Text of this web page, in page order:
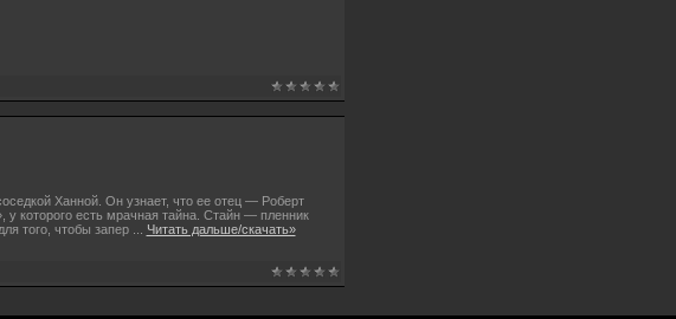
Ханной. Он узнает, что ее отец — Роберт
у которого есть мрачная тайна. Стайн — пленник
того, чтобы запер
Читать дальше/скачать»